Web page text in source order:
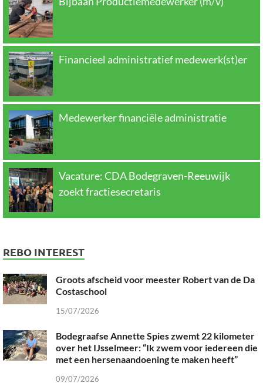
Financieel administratief medewerk(st)er
Medewerker financiële administratie
Vacature: CDA Bodegraven-Reeuwijk
zoekt fractiesecretaris
REBO INTEREST
Groots afscheid voor meester Robert van de Da
Costaschool
15/07/2026
Bodegraafse Annette Spies zwemt 22 kilometer
over het IJsselmeer: “Ik zwem voor iedereen die
met een hersenaandoening te maken heeft”
09/07/2026